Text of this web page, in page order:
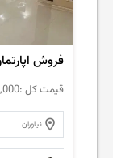
فروش اپارتمان 150 متر
قیمت کل :
نیاوران